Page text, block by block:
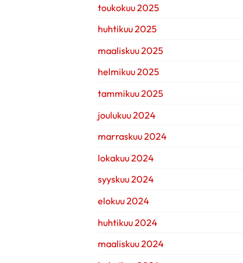
toukokuu 2025
huhtikuu 2025
maaliskuu 2025
helmikuu 2025
tammikuu 2025
joulukuu 2024
marraskuu 2024
lokakuu 2024
syyskuu 2024
elokuu 2024
huhtikuu 2024
maaliskuu 2024